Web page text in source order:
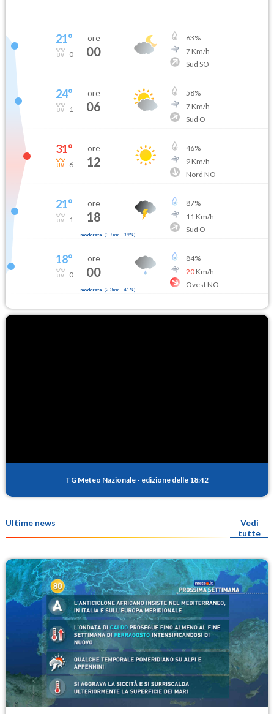
21°
0
ore
00
63%
7Km/h
Sud SO
24°
1
ore
06
58%
7Km/h
Sud O
31°
6
ore
12
46%
9Km/h
Nord NO
21°
1
ore
18
moderata (3.8mm- 39%)
87%
11 Km/h
Sud O
18°
0
ore
00
moderata (2.3mm- 41 %)
84%
20Km/h
Ovest NO
TG Meteo Nazionale - edizione delle 18:42
Ultime news
Vedi
tutte